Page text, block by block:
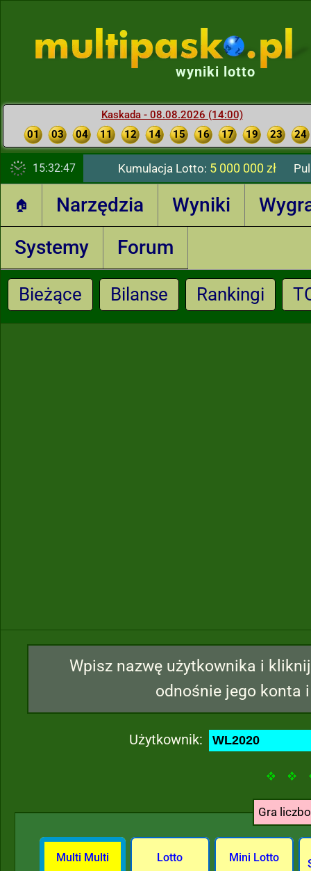
wyniki lotto
Kaskada - 08.08.2026 (14:00)
01
03 04 11 12 14 15 16 17 19 23 24
15:32:48 Kumulacja Lotto: 5 000 000 zł
🏠 Narzędzia Wyniki
Systemy
Forum
Bieżące Bilanse Rankingi
Wpisz nazwę użytkownika i
odnośnie jego konta
Użytkownik:
Gra
Multi Multi Lotto Mini Lotto